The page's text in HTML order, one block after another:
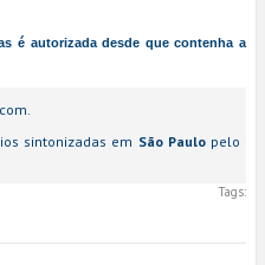
é autorizada desde que contenha a
sintonizadas em São Paulopelo
Tags: